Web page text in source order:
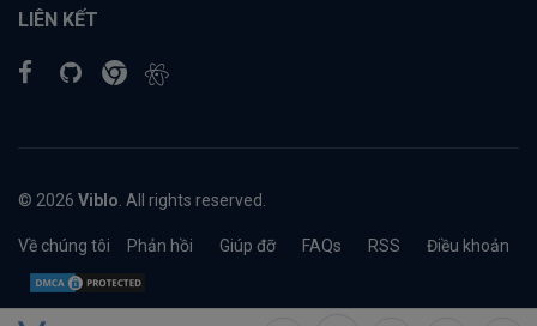
LIÊN KẾT
© 2026 Viblo . All rights reserved.
Về chúng tôi Phản hồi Giúp đỡ FAQs RSS Điều khoản